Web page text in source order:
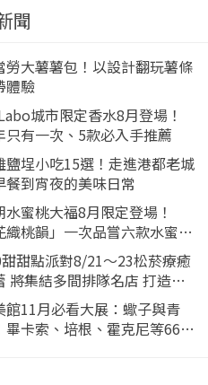
聞
勞大薯薯包！以設計翻玩薯條
體驗
城市限定香水8月登場！
只有一次、5款必入手推薦
鹽埕小吃15選！走進港都老城
餐到宵夜的美味日常
水蜜桃大福8月限定登場！
織桃韻」一次品嘗六款水蜜桃
大福
甜點派對8/21～23松菸療癒
將集結多間排隊名店 打造靈
意的舞台
館11月必看大展：蠍子與青
畢卡索、培根、霍克尼等66件